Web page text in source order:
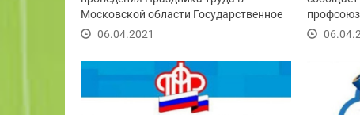
Московской области Государственное
казенное учреждение...
06.04.2021